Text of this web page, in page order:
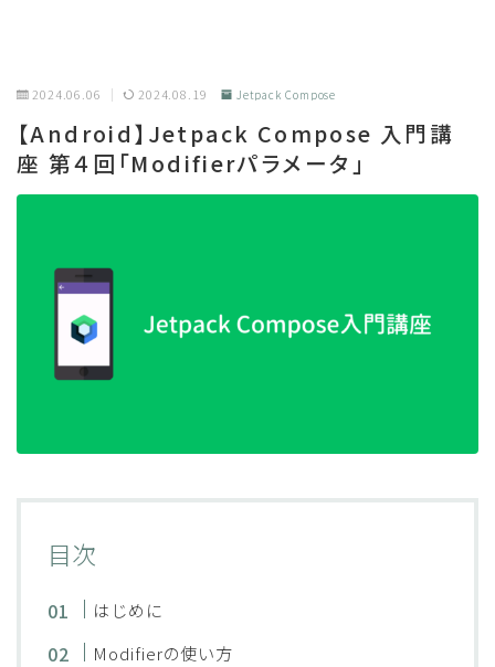
2024.06.06 2024.08.19 Jetpack Compose
【Android】Jetpack Compose 入門講
座 第４回「Modifierパラメータ」
目次
はじめに
Modifierの使い方